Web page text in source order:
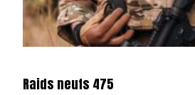
Raids neufs 475